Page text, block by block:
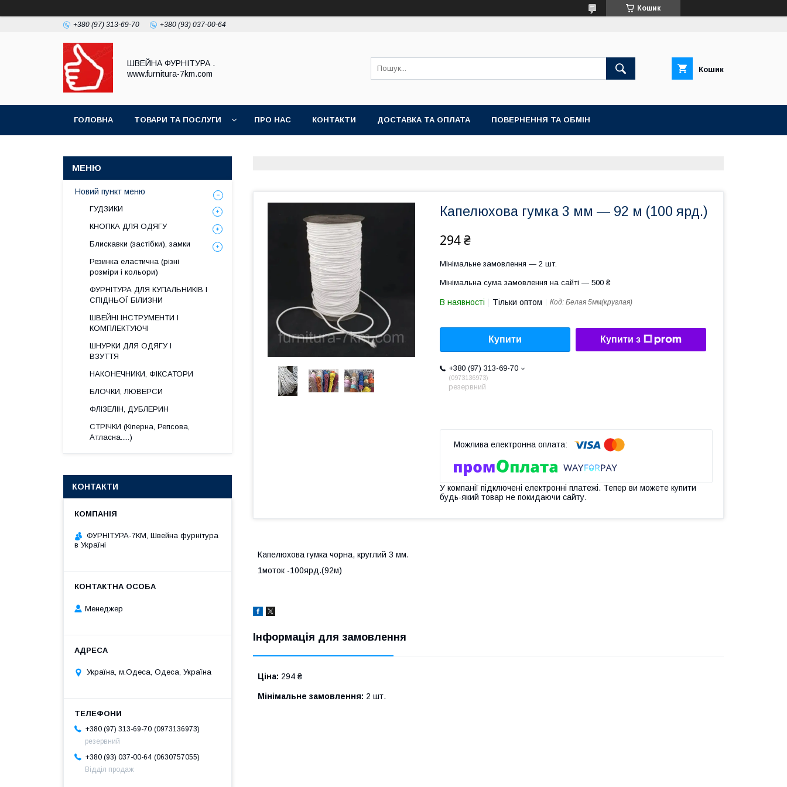
Кошик
+380 (97) 313-69-70 +380 (93) 037-00-64
ШВЕЙНА ФУРНІТУРА .
www.furnitura-7km.com
Кошик
ГОЛОВНА ТОВАРИ ТА ПОСЛУГИ ПРО НАС КОНТАКТИ ДОСТАВКА ТА ОПЛАТА ПОВЕРНЕННЯ ТА ОБМІН
Капелюхова гумка 3 мм — 92 м (100 ярд.)
294 ₴
Мінімальне замовлення — 2 шт.
Мінімальна сума замовлення на сайті — 500 ₴
В наявності Тільки оптом Код: Белая 5мм(круглая)
Купити Купити з
+380 (97) 313-69-70
0973136973
резервний
У компанії підключені електронні платежі. Тепер ви можете купити
будь-який товар не покидаючи сайту.
Капелюхова гумка чорна, круглий 3 мм.
1моток -100ярд.(92м)
Інформація для замовлення
Ціна: 294 ₴
Мінімальне замовлення: 2 шт.
Новий пункт меню
ГУДЗИКИ
КНОПКА ДЛЯ ОДЯГУ
Блискавки (застібки), замки
Резинка еластична (різні
розміри і кольори)
ФУРНІТУРА ДЛЯ КУПАЛЬНИКІВ І
СПІДНЬОЇ БІЛИЗНИ
ШВЕЙНІ ІНСТРУМЕНТИ І
КОМПЛЕКТУЮЧІ
ШНУРКИ ДЛЯ ОДЯГУ І
ВЗУТТЯ
НАКОНЕЧНИКИ, ФІКСАТОРИ
БЛОЧКИ, ЛЮВЕРСИ
ФЛІЗЕЛІН, ДУБЛЕРИН
СТРІЧКИ (Кіперна, Репсова,
Атласна.....)
КОНТАКТИ
ФУРНІТУРА-7КМ, Швейна фурнітура
в Україні
Менеджер
Україна, м.Одеса, Одеса, Україна
+380 (97) 313-69-70 0973136973
резервний
+380 (93) 037-00-64 0630757055
Відділ продаж